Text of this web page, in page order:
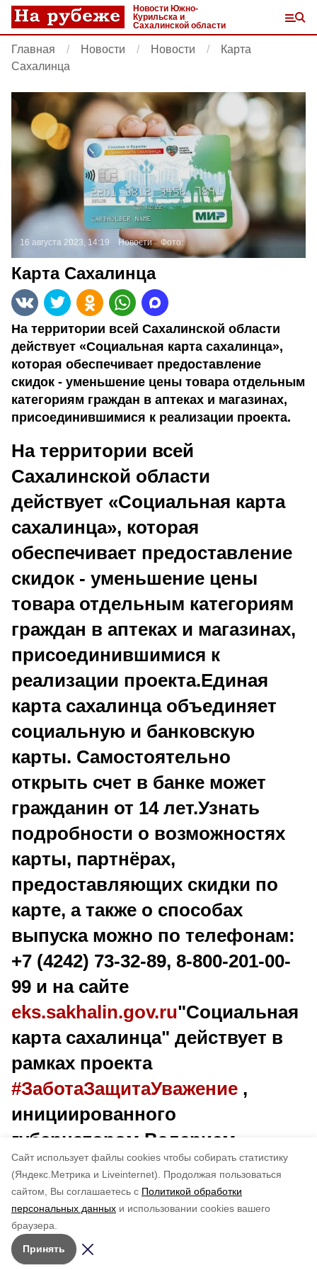
Cайт использует файлы cookies чтобы собирать статистику
(Яндекс.Метрика и Liveinternet).
Продолжая пользоваться
сайтом, Вы соглашаетесь с Политикой обработки
персональных данных и использовании cookies вашего
браузера.
Принять
Новости Южно-
Курильска и
Сахалинской области
Главная Новости Новости
Карта
Сахалинца
16 августа 2023, 14:19 Новости Фото:
Карта Сахалинца
На территории всей Сахалинской области
действует «Социальная карта сахалинца»,
которая обеспечивает предоставление
скидок - уменьшение цены товара отдельным
категориям граждан в аптеках и магазинах,
присоединившимися к реализации проекта.
На территории всей
Сахалинской области
действует «Социальная карта
сахалинца», которая
обеспечивает предоставление
скидок - уменьшение цены
товара отдельным категориям
граждан в аптеках и магазинах,
присоединившимися к
реализации проекта.Единая
карта сахалинца объединяет
социальную и банковскую
карты. Самостоятельно
открыть счет в банке может
гражданин от 14 лет.Узнать
подробности о возможностях
карты, партнёрах,
предоставляющих скидки по
карте, а также о способах
выпуска можно по телефонам:
+7 (4242) 73-32-89, 8-800-201-00-
99 и на сайте
eks.sakhalin.gov.ru"Социальная
карта сахалинца" действует в
рамках проекта
#ЗаботаЗащитаУважение ,
инициированного
губернатором Валерием
Лимаренко
по оценке
5